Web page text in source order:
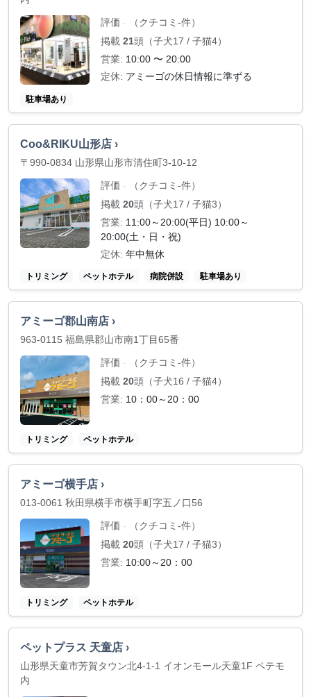
評価 -
（クチコミ-件）
掲載 21頭（子犬17 / 子猫4）
営業: 10:00 〜 20:00
定休: アミーゴの休日情報に準ずる
駐車場あり
Coo&RIKU山形店 ›
〒990-0834 山形県山形市清住町3-10-12
評価 -
（クチコミ-件）
掲載 20頭（子犬17 / 子猫3）
営業: 11:00～20:00(平日) 10:00～
20:00(土・日・祝)
定休: 年中無休
トリミング ペットホテル 病院併設 駐車場あり
アミーゴ郡山南店 ›
963-0115 福島県郡山市南1丁目65番
評価 -
（クチコミ-件）
掲載 20頭（子犬16 / 子猫4）
営業: 10：00～20：00
トリミング ペットホテル
アミーゴ横手店 ›
013-0061 秋田県横手市横手町字五ノ口56
評価 -
（クチコミ-件）
掲載 20頭（子犬17 / 子猫3）
営業: 10:00～20：00
トリミング ペットホテル
ペットプラス 天童店 ›
山形県天童市芳賀タウン北4-1-1 イオンモール天童1F ペテモ
内